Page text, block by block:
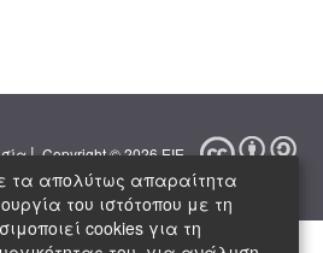
| Copyright © 2026 ΕΙΕ
τα απολύτως απαραίτητα
του ιστότοπου με τη
cookies για τη